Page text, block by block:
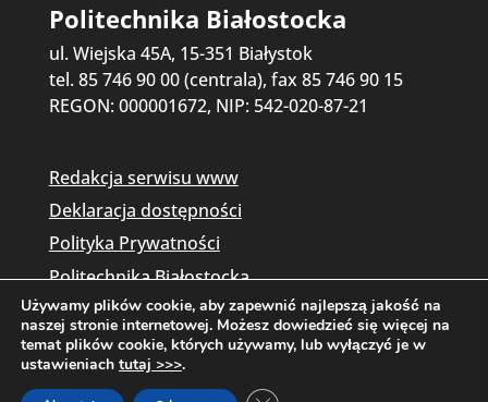
Politechnika Białostocka
ul. Wiejska 45A, 15-351 Białystok
tel. 85 746 90 00 (centrala), fax 85 746 90 15
REGON: 000001672, NIP: 542-020-87-21
Redakcja serwisu www
Deklaracja dostępności
Polityka Prywatności
Politechnika Białostocka
Używamy plików cookie, aby zapewnić najlepszą jakość na
naszej stronie internetowej. Możesz dowiedzieć się więcej na
temat plików cookie, których używamy, lub wyłączyć je w
ustawieniach tutaj >>>.